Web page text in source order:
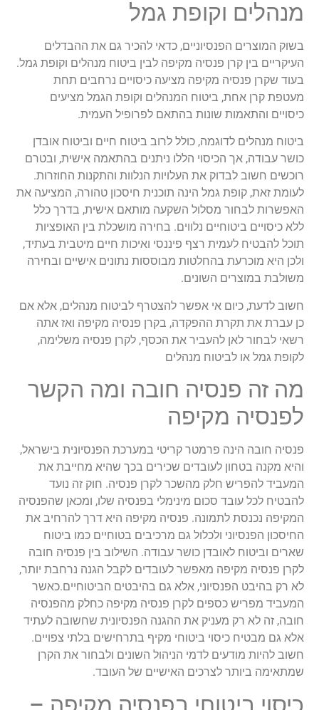
מנהלים וקופת גמל
בשוק המוצרים הפנסיוניים, כדאי להכיר גם את ההבדלים
העיקריים בין קרן פנסיה מקיפה לבין ביטוח מנהלים וקופת גמל.
בעוד שקרן פנסיה מקיפה מציעה כיסויים נרחבים תחת
מעטפת קרן אחת, ביטוח המנהלים וקופת הגמל מציעים
כיסויים והתאמות שונות בהתאם לפרופיל העמית.
ביטוח מנהלים לדוגמה, כולל לרוב ביטוח חיים וביטוח אובדן
כושר עבודה, אך הכיסוי הללו ניתנים בהתאמה אישית, ובטרם
רוכשים חשוב לבדוק את העלויות הנלוות והתקנות החוזרות.
לעומת זאת, קופת גמל הינה תוכנית חיסכון טהורה, המציעה את
האפשרות לבחור מסלול השקעה מותאם אישית, בדרך כלל
ללא כיסויים ביטוחיים נלווים. בחירה מושכלת בין האופציות
תוכל להבטיח לעמית רצף פיננסי ואיכות חיים מיטבית בעתיד,
ולכן היא מוכרעת בהחלטות מבוססות נתונים אישיים ובחירה
משולבת במוצרים השונים.
חשוב לדעת, כיום אי אפשר להצטרף לביטוח מנהלים, אלא אם
כן עברת את תקרת ההפקדה, בקרן פנסיה מקיפה ואז אתה
רשאי לבחור לאן להעביר את הכסף, לקרן פנסיה משלימה,
לקופת גמל או לביטוח מנהלים
מה זה פנסיה חובה ומה הקשר
לפנסיה מקיפה
פנסיה חובה הינה פרמטר קריטי במערכת הפנסיונית בישראל,
והיא מקנה בטחון לעובדים שכירים בכך שהיא מחייבת את
המעביד להפריש חלק מהשכר לקרן פנסיה. חוק זה נועד
להבטיח לכל עובד סכום מינימלי בפנסיה שלו, ומכאן שהפנסיה
המקיפה נכנסת לתמונה. פנסיה מקיפה היא דרך להרחיב את
החיסכון הפנסיוני ולכלול גם מרכיבים בטוחיים כמו ביטוח
שארים וביטוח לאובדן כושר עבודה. השילוב בין פנסיה חובה
לקרן פנסיה מקיפה מאפשר לעובדים לקבל הגנה נרחבת יותר,
לא רק בהיבט הפנסיוני, אלא גם בהיבטים הביטוחיים.כאשר
המעביד מפריש כספים לקרן פנסיה מקיפה כחלק מהפנסיה
חובה, זה לא רק מעניק את ההגנה הפנסיונית שחשובה לעתיד
אלא גם מבטיח כיסוי ביטוחי מקיף בתרחישים בלתי צפויים.
חשוב להיות מודעים לדמי הניהול השונים ולבחור את הקרן
שמתאימה ביותר לצרכים האישיים של העובד.